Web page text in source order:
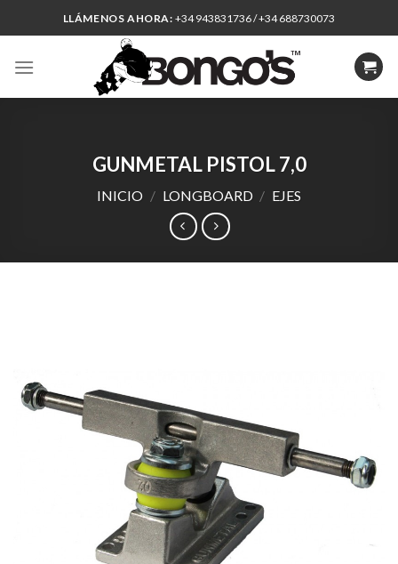
to
LLÁMENOS AHORA:+34 943831736 / +34 688730073
GUNMETAL PISTOL 7,0
INICIO / LONGBOARD / EJES